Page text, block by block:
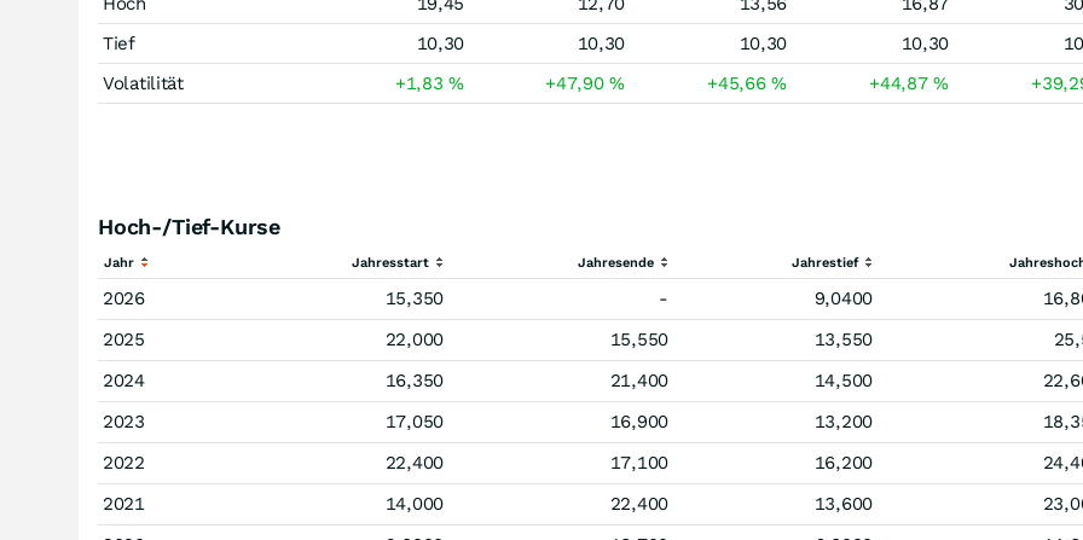
Tief
10,30 10,30 10,30 10,30
Volatilität
+1,83% +47,90% +45,66% +44,87%
Hoch-/Tief-Kurse
Jahr Jahresstart Jahresende Jahrestief
2026 15,350 - 9,0400
2025
22,000 15,550 13,550
2024
16,350 21,400 14,500
2023
17,050 16,900 13,200
2022
22,400 17,100 16,200
2021
14,000 22,400 13,600